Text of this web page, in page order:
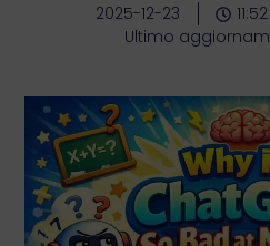
2025-12-23 11:52
Ultimo